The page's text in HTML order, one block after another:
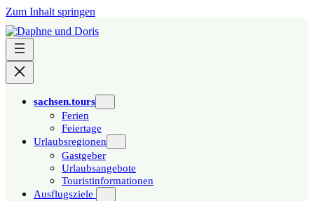
Zum Inhalt springen
sachsen.tours
Ferien
Feiertage
Urlaubsregionen
Gastgeber
Urlaubsangebote
Touristinformationen
Ausflugsziele